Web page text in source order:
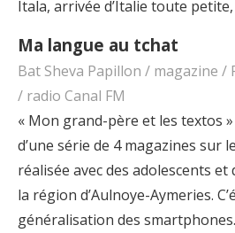
Itala, arrivée d’Italie toute
Ma langue au tchat
Bat Sheva Papillon / magazine /
/ radio Canal FM
« Mon grand-père et les textos
d’une série de 4 magazines sur
réalisée avec des adolescents et
la région d’Aulnoye-Aymeries.
généralisation des